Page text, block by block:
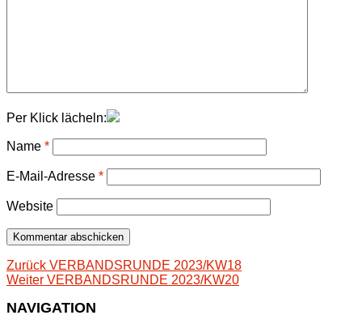
Per Klick lächeln:
Name *
E-Mail-Adresse *
Website
Beitragsnavigation
Zurück Vorheriger
Beitrag:
VERBANDSRUNDE 2023/KW18
Weiter Nächster
VERBANDSRUNDE 2023/KW20
NAVIGATION